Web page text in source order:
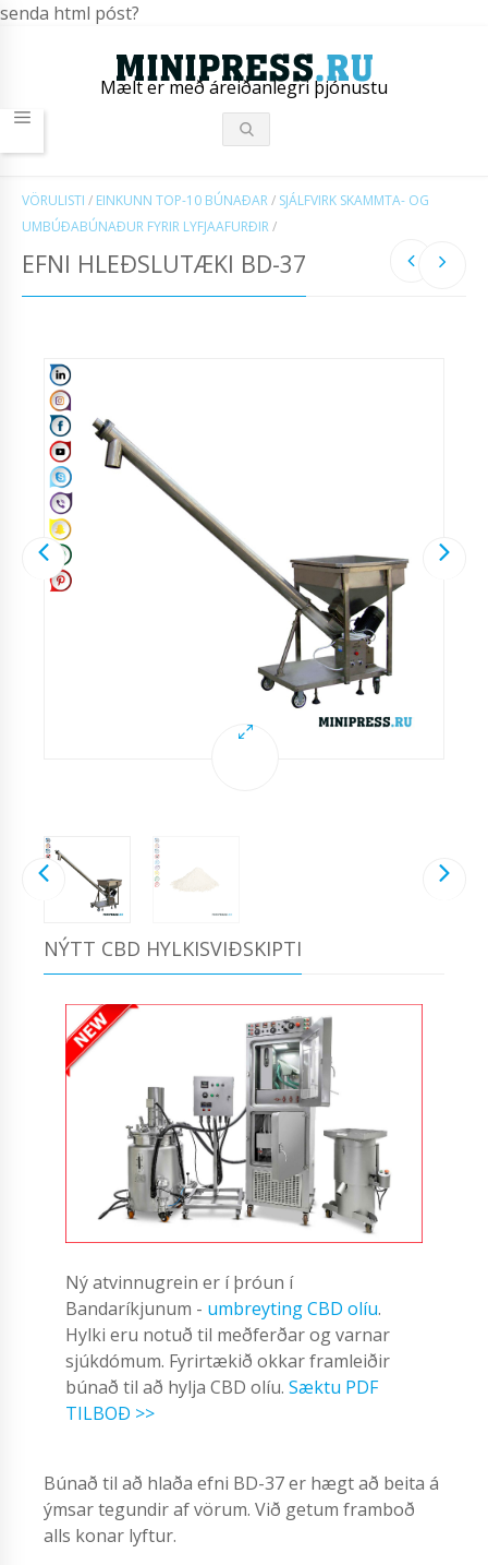
senda html póst?
Mælt er með áreiðanlegri þjónustu
VÖRULISTI / EINKUNN TOP-10 BÚNAÐAR/ SJÁLFVIRK SKAMMTA- OG
UMBÚÐABÚNAÐUR FYRIR LYFJAAFURÐIR/
EFNI HLEÐSLUTÆKI BD-37
NÝTT CBD HYLKISVIÐSKIPTI
Ný atvinnugrein er í þróun í
Bandaríkjunum - umbreyting CBD olíu.
Hylki eru notuð til meðferðar og varnar
sjúkdómum. Fyrirtækið okkar framleiðir
búnað til að hylja CBD olíu. Sæktu PDF
TILBOÐ >>
Búnað til að hlaða efni BD-37 er hægt að beita á
ýmsar tegundir af vörum. Við getum framboð
alls konar lyftur.